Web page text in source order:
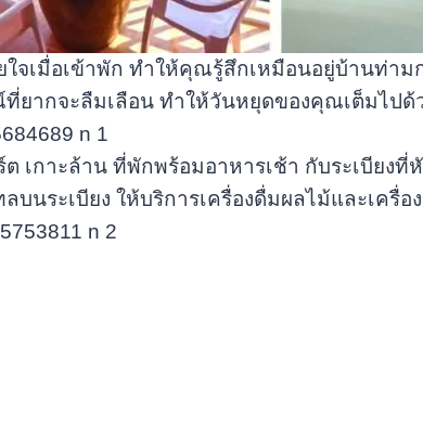
จเมื่อเข้าพัก ทำให้คุณรู้สึกเหมือนอยู่บ้านท่าม
ยากจะลืมเลือน ทำให้วันหยุดของคุณเต็มไป
เกาะล้าน ที่พักพร้อมอาหารเช้า กับระเบียง
นระเบียง ให้บริการเครื่องดื่มผลไม้และเครื่